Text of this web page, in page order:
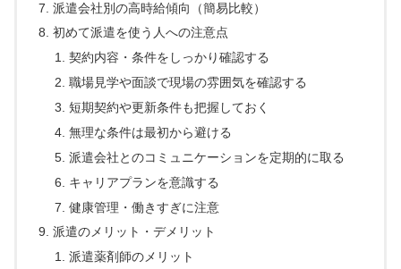
派遣会社別の高時給傾向（簡易比較）
初めて派遣を使う人への注意点
契約内容・条件をしっかり確認する
職場見学や面談で現場の雰囲気を確認する
短期契約や更新条件も把握しておく
無理な条件は最初から避ける
派遣会社とのコミュニケーションを定期的に取る
キャリアプランを意識する
健康管理・働きすぎに注意
派遣のメリット・デメリット
派遣薬剤師のメリット